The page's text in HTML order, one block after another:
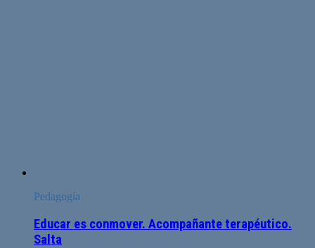
Pedagogía
Educar es conmover. Acompañante terapéutico.
Salta